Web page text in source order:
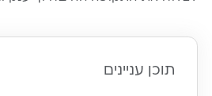
תוכן עניינים